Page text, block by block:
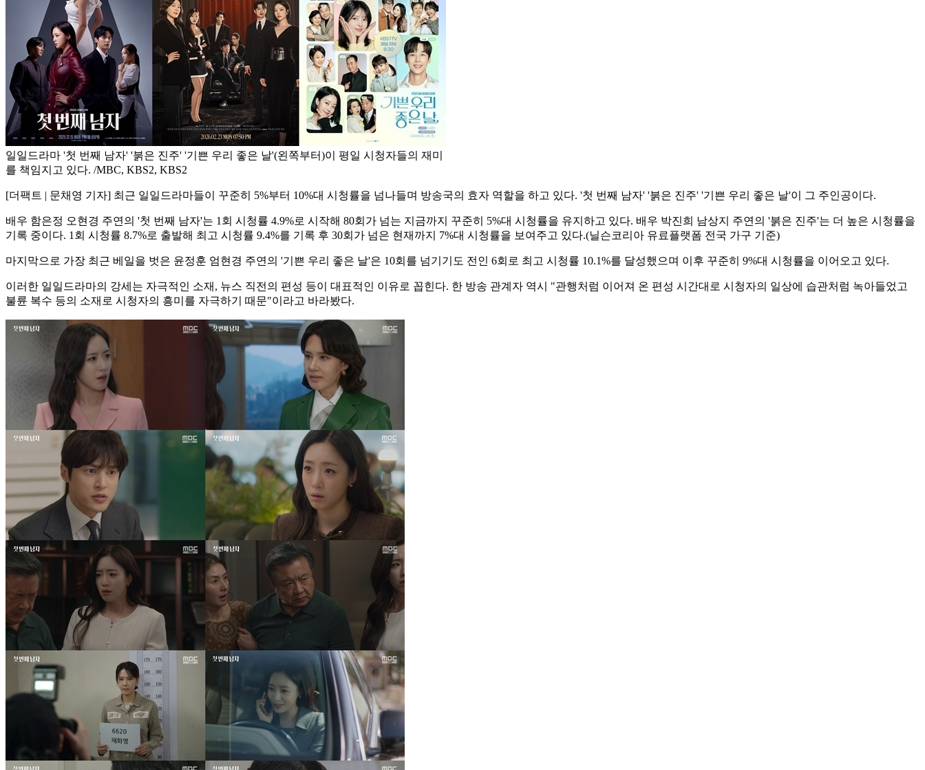
일일드라마 '첫 번째 남자' '붉은 진주' '기쁜 우리 좋은 날'(왼쪽부터)이 평일 시청자들의 재미
를 책임지고 있다. /MBC, KBS2, KBS2
[더팩트 | 문채영 기자] 최근 일일드라마들이 꾸준히 5%부터 10%대 시청률을 넘나들며 방송국의 효자 역할을 하고 있다. '첫 번째 남자' '붉은 진주' '기쁜 우리 좋은 날'이 그 주인공이다.
배우 함은정 오현경 주연의 '첫 번째 남자'는 1회 시청률 4.9%로 시작해 80회가 넘는 지금까지 꾸준히 5%대 시청률을 유지하고 있다. 배우 박진희 남상지 주연의 '붉은 진주'는 더 높은 시청률을
기록 중이다. 1회 시청률 8.7%로 출발해 최고 시청률 9.4%를 기록 후 30회가 넘은 현재까지 7%대 시청률을 보여주고 있다.(닐슨코리아 유료플랫폼 전국 가구 기준)
마지막으로 가장 최근 베일을 벗은 윤정훈 엄현경 주연의 '기쁜 우리 좋은 날'은 10회를 넘기기도 전인 6회로 최고 시청률 10.1%를 달성했으며 이후 꾸준히 9%대 시청률을 이어오고 있다.
이러한 일일드라마의 강세는 자극적인 소재, 뉴스 직전의 편성 등이 대표적인 이유로 꼽힌다. 한 방송 관계자 역시 "관행처럼 이어져 온 편성 시간대로 시청자의 일상에 습관처럼 녹아들었고
불륜 복수 등의 소재로 시청자의 흥미를 자극하기 때문"이라고 바라봤다.